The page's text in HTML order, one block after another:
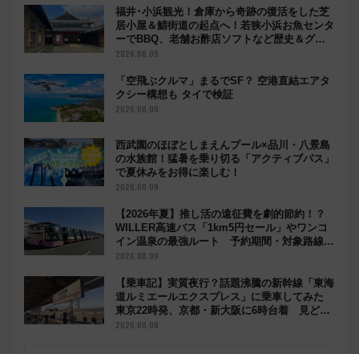
福井･小浜観光！倉庫から奇跡の復活をした芝
居小屋＆鯖街道の起点へ！若狭小浜お魚センタ
ーでBBQ、老舗お酢店ソフトなど歴史＆グル
メ散歩
2026.08.09
「空飛ぶクルマ」まるでSF？ 空港直結エアタ
クシー構想も タイで検証
2026.08.09
西武園のほぼとしまえんプール×品川・八景島
の水族館！猛暑を乗り切る「アクティブパス」
で夏休みをお得に楽しむ！
2026.08.09
【2026年夏】推し活の遠征費を劇的節約！？
WILLER高速バス「1km5円セール」やワンコ
イン温泉の最強ルート 予約期間・対象路線ま
とめ
2026.08.09
【乗車記】実質夜行？話題沸騰の新幹線「東海
道ルミエールエクスプレス」に乗車してみた
東京22時発、京都・新大阪に6時台着 見どこ
ろは岐阜羽島の素晴らし過ぎる朝
2026.08.09